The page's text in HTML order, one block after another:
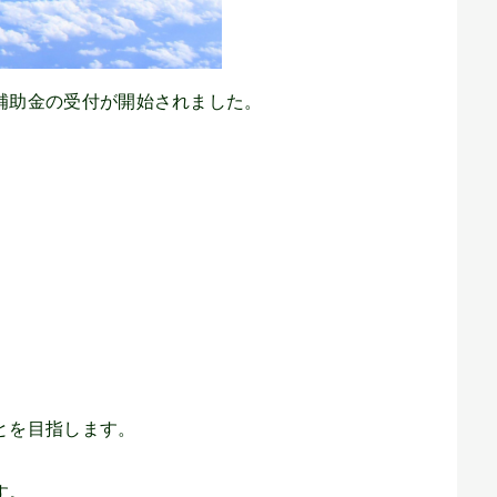
金の受付が開始されました。
目指します。